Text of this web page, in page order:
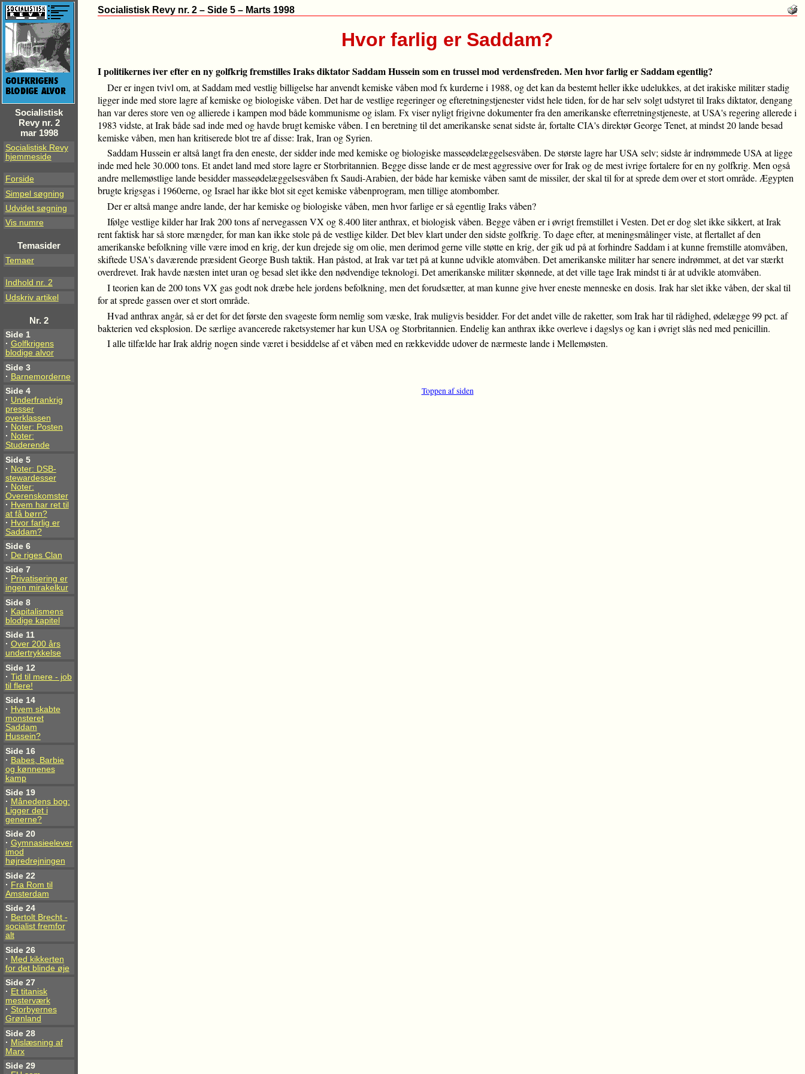
Socialistisk
Revy nr. 2
mar 1998
Socialistisk Revy
hjemmeside
Forside
Simpel søgning
Udvidet søgning
Vis numre
Temasider
Temaer
Indhold nr. 2
Udskriv artikel
Nr. 2
Side 1
· Golfkrigens
blodige alvor
Side 3
· Barnemorderne
Side 4
· Underfrankrig
presser
overklassen
· Noter: Posten
· Noter:
Studerende
Side 5
· Noter: DSB-
stewardesser
· Noter:
Overenskomster
· Hvem har ret til
at få børn?
· Hvor farlig er
Saddam?
Side 6
· De riges Clan
Side 7
· Privatisering er
ingen mirakelkur
Side 8
· Kapitalismens
blodige kapitel
Side 11
· Over 200 års
undertrykkelse
Side 12
· Tid til mere - job
til flere!
Side 14
· Hvem skabte
monsteret
Saddam
Hussein?
Side 16
· Babes, Barbie
og kønnenes
kamp
Side 19
· Månedens bog:
Ligger det i
generne?
Side 20
· Gymnasieelever
imod
højredrejningen
Side 22
· Fra Rom til
Amsterdam
Side 24
· Bertolt Brecht -
socialist fremfor
alt
Side 26
· Med kikkerten
for det blinde øje
Side 27
· Et titanisk
mesterværk
· Storbyernes
Grønland
Side 28
· Mislæsning af
Marx
Side 29
Socialistisk Revy nr. 2 – Side 5 – Marts 1998
Hvor farlig er Saddam?
I politikernes iver efter en ny golfkrig fremstilles Iraks diktator Saddam Hussein som en trussel mod verdensfreden. Men hvor farlig er Saddam egentlig?
Der er ingen tvivl om, at Saddam med vestlig billigelse har anvendt kemiske våben mod fx kurderne i 1988, og det kan da bestemt heller ikke udelukkes, at det irakiske militær stadig
ligger inde med store lagre af kemiske og biologiske våben. Det har de vestlige regeringer og efteretningstjenester vidst hele tiden, for de har selv solgt udstyret til Iraks diktator, dengang
han var deres store ven og allierede i kampen mod både kommunisme og islam. Fx viser nyligt frigivne dokumenter fra den amerikanske efterretningstjeneste, at USA's regering allerede i
1983 vidste, at Irak både sad inde med og havde brugt kemiske våben. I en beretning til det amerikanske senat sidste år, fortalte CIA's direktør George Tenet, at mindst 20 lande besad
kemiske våben, men han kritiserede blot tre af disse: Irak, Iran og Syrien.
Saddam Hussein er altså langt fra den eneste, der sidder inde med kemiske og biologiske masseødelæggelsesvåben. De største lagre har USA selv; sidste år indrømmede USA at ligge
inde med hele 30.000 tons. Et andet land med store lagre er Storbritannien. Begge disse lande er de mest aggressive over for Irak og de mest ivrige fortalere for en ny golfkrig. Men også
andre mellemøstlige lande besidder masseødelæggelsesvåben fx Saudi-Arabien, der både har kemiske våben samt de missiler, der skal til for at sprede dem over et stort område. Ægypten
brugte krigsgas i 1960erne, og Israel har ikke blot sit eget kemiske våbenprogram, men tillige atombomber.
Der er altså mange andre lande, der har kemiske og biologiske våben, men hvor farlige er så egentlig Iraks våben?
Ifølge vestlige kilder har Irak 200 tons af nervegassen VX og 8.400 liter anthrax, et biologisk våben. Begge våben er i øvrigt fremstillet i Vesten. Det er dog slet ikke sikkert, at Irak
rent faktisk har så store mængder, for man kan ikke stole på de vestlige kilder. Det blev klart under den sidste golfkrig. To dage efter, at meningsmålinger viste, at flertallet af den
amerikanske befolkning ville være imod en krig, der kun drejede sig om olie, men derimod gerne ville støtte en krig, der gik ud på at forhindre Saddam i at kunne fremstille atomvåben,
skiftede USA's daværende præsident George Bush taktik. Han påstod, at Irak var tæt på at kunne udvikle atomvåben. Det amerikanske militær har senere indrømmet, at det var stærkt
overdrevet. Irak havde næsten intet uran og besad slet ikke den nødvendige teknologi. Det amerikanske militær skønnede, at det ville tage Irak mindst ti år at udvikle atomvåben.
I teorien kan de 200 tons VX gas godt nok dræbe hele jordens befolkning, men det forudsætter, at man kunne give hver eneste menneske en dosis. Irak har slet ikke våben, der skal til
for at sprede gassen over et stort område.
Hvad anthrax angår, så er det for det første den svageste form nemlig som væske, Irak muligvis besidder. For det andet ville de raketter, som Irak har til rådighed, ødelægge 99 pct. af
bakterien ved eksplosion. De særlige avancerede raketsystemer har kun USA og Storbritannien. Endelig kan anthrax ikke overleve i dagslys og kan i øvrigt slås ned med penicillin.
I alle tilfælde har Irak aldrig nogen sinde været i besiddelse af et våben med en rækkevidde udover de nærmeste lande i Mellemøsten.
Toppen af siden